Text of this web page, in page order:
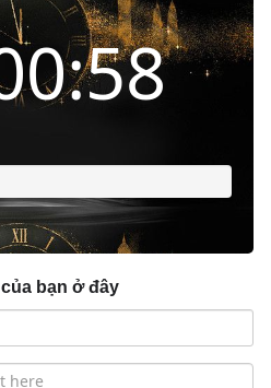
bạn ở đây